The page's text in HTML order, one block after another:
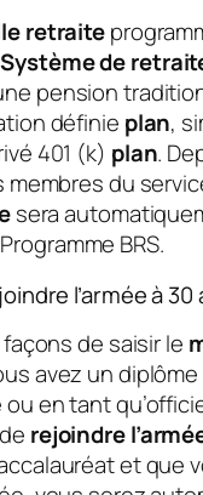
retraite
Système de
pension
définie plan,
401 (k) plan.
membres du
sera
Programme BRS.
l’armée à 30
de saisir le
avez un
ou en tant
rejoindre
et que